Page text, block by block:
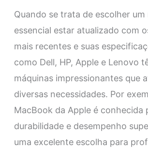
Quando se trata de escolher
essencial estar atualizado com
mais recentes e suas
como Dell, HP, Apple e Lenovo
máquinas impressionantes que
diversas necessidades. Por
MacBook da Apple é conhecida
durabilidade e desempenho
uma excelente escolha para